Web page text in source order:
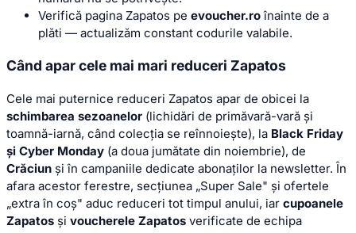
Verifică pagina Zapatos pe evoucher.roînainte de a
plăti — actualizăm constant codurile valabile.
Când apar cele mai mari reduceri Zapatos
Cele mai puternice reduceri Zapatos apar de obicei la
schimbarea sezoanelor (lichidări de primăvară-vară și
toamnă-iarnă, când colecția se reînnoiește), la Black Friday
și Cyber Monday (a doua jumătate din noiembrie), de
Crăciun și în campaniile dedicate abonaților la newsletter. În
afara acestor ferestre, secțiunea „Super Sale" și ofertele
„extra în coș" aduc reduceri tot timpul anului, iar cupoanele
Zapatos și voucherele Zapatos verificate de echipa